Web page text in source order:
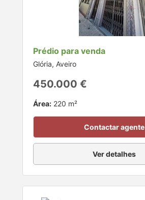
Prédio para venda
Glória, Aveiro
450.000 €
Área: 220 m²
Contactar agente
Ver detalhes